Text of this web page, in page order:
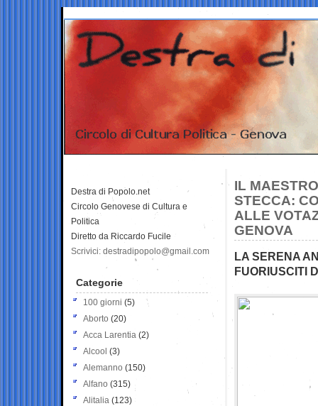
IL
STECCA:
ALLE
GENOVA
LA SERENA
FUORIUSCITI
Destra di Popolo.net
Circolo Genovese di Cultura e
Politica
Diretto da Riccardo Fucile
Scrivici: destradipopolo@gmail.com
Categorie
100 giorni (5)
Aborto (20)
Acca Larentia (2)
Alcool (3)
Alemanno (150)
Alfano (315)
Alitalia (123)